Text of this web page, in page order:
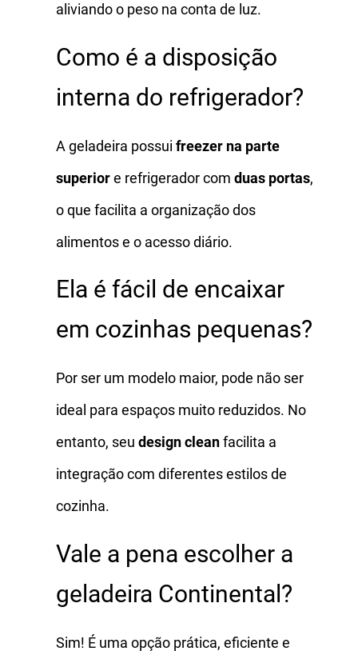
aliviando o peso na conta de luz.
Como é a disposição
interna do refrigerador?
A geladeira possui freezer na parte
superiore refrigerador com duas portas,
o que facilita a organização dos
alimentos e o acesso diário.
Ela é fácil de encaixar
em cozinhas pequenas?
Por ser um modelo maior, pode não ser
ideal para espaços muito reduzidos. No
entanto, seu design cleanfacilita a
integração com diferentes estilos de
cozinha.
Vale a pena escolher a
geladeira Continental?
Sim! É uma opção prática, eficiente e